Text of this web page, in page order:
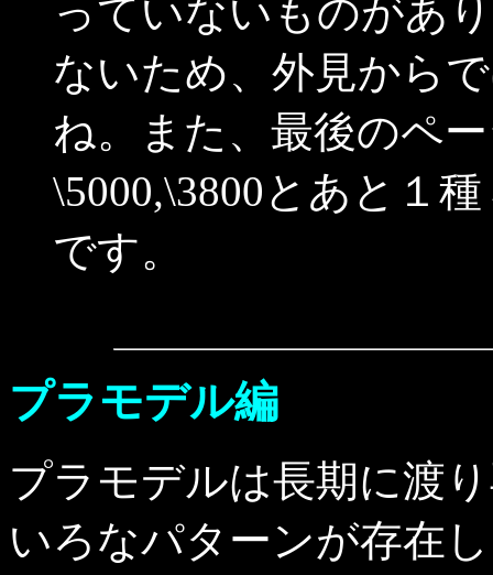
っていないものがあ
ないため、外見から
ね。また、最後のペ
\5000,\3800とあと１
です。
プラモデル編
プラモデルは長期に渡
いろなパターンが存在